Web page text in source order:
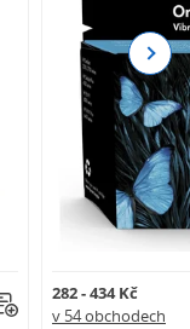
282 - 434 Kč
v 54 obchodech
Next